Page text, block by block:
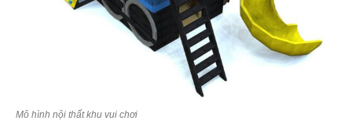
Mô hình nội thất khu vui chơi